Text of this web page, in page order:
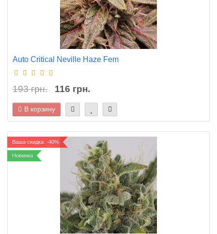
Auto Critical Neville Haze Fem
193 грн. 116 грн.
В корзину
Ваша скидка: -40%
Новинка